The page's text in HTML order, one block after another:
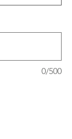
0/500